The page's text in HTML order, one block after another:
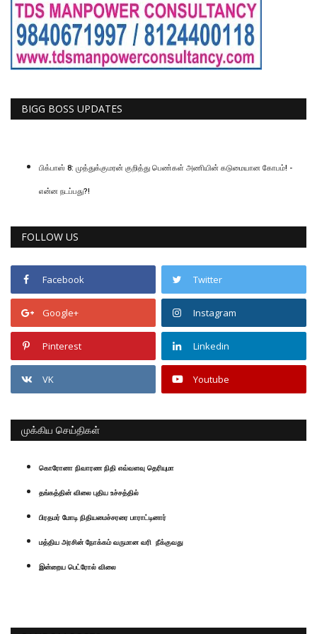
BIGG BOSS UPDATES
பிக்பாஸ் 8: முத்துக்குமரன் குறித்து பெண்கள் அணியின் கடுமையான கோபம்! -
என்ன நடப்பது?!
FOLLOW US
Facebook Twitter
Google+ Instagram
Pinterest Linkedin
VK Youtube
முக்கிய செய்திகள்
கொரோனா நிவாரண நிதி எவ்வளவு தெரியுமா
தங்கத்தின் விலை புதிய உச்சத்தில்
பிரதமர் மோடி நிதியமைச்சரரை பாராட்டினார்
மத்திய அரசின் நோக்கம் வருமான வரி நீக்குவது
இன்றைய பெட்ரோல் விலை